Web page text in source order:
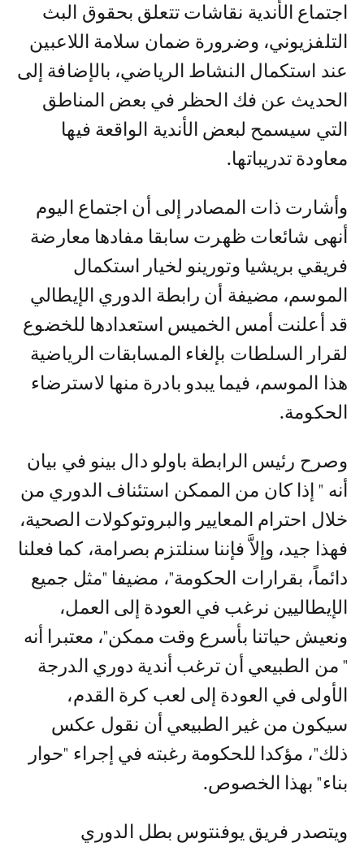
اجتماع الأندية نقاشات تتعلق بحقوق البث
التلفزيوني، وضرورة ضمان سلامة اللاعبين
عند استكمال النشاط الرياضي، بالإضافة إلى
الحديث عن فك الحظر في بعض المناطق
التي سيسمح لبعض الأندية الواقعة فيها
معاودة تدريباتها.
وأشارت ذات المصادر إلى أن اجتماع اليوم
أنهى شائعات ظهرت سابقا مفادها معارضة
فريقي بريشيا وتورينو لخيار استكمال
الموسم، مضيفة أن رابطة الدوري الإيطالي
قد أعلنت أمس الخميس استعدادها للخضوع
لقرار السلطات بإلغاء المسابقات الرياضية
هذا الموسم، فيما يبدو بادرة منها لاسترضاء
الحكومة.
وصرح رئيس الرابطة باولو دال بينو في بيان
أنه " إذا كان من الممكن استئناف الدوري من
خلال احترام المعايير والبروتوكولات الصحية،
فهذا جيد، وإلاَّ فإننا سنلتزم بصرامة، كما فعلنا
دائماً، بقرارات الحكومة"، مضيفا "مثل جميع
الإيطاليين نرغب في العودة إلى العمل،
ونعيش حياتنا بأسرع وقت ممكن"، معتبرا أنه
" من الطبيعي أن ترغب أندية دوري الدرجة
الأولى في العودة إلى لعب كرة القدم،
سيكون من غير الطبيعي أن نقول عكس
ذلك"، مؤكدا للحكومة رغبته في إجراء "حوار
بناء" بهذا الخصوص.
ويتصدر فريق يوفنتوس بطل الدوري